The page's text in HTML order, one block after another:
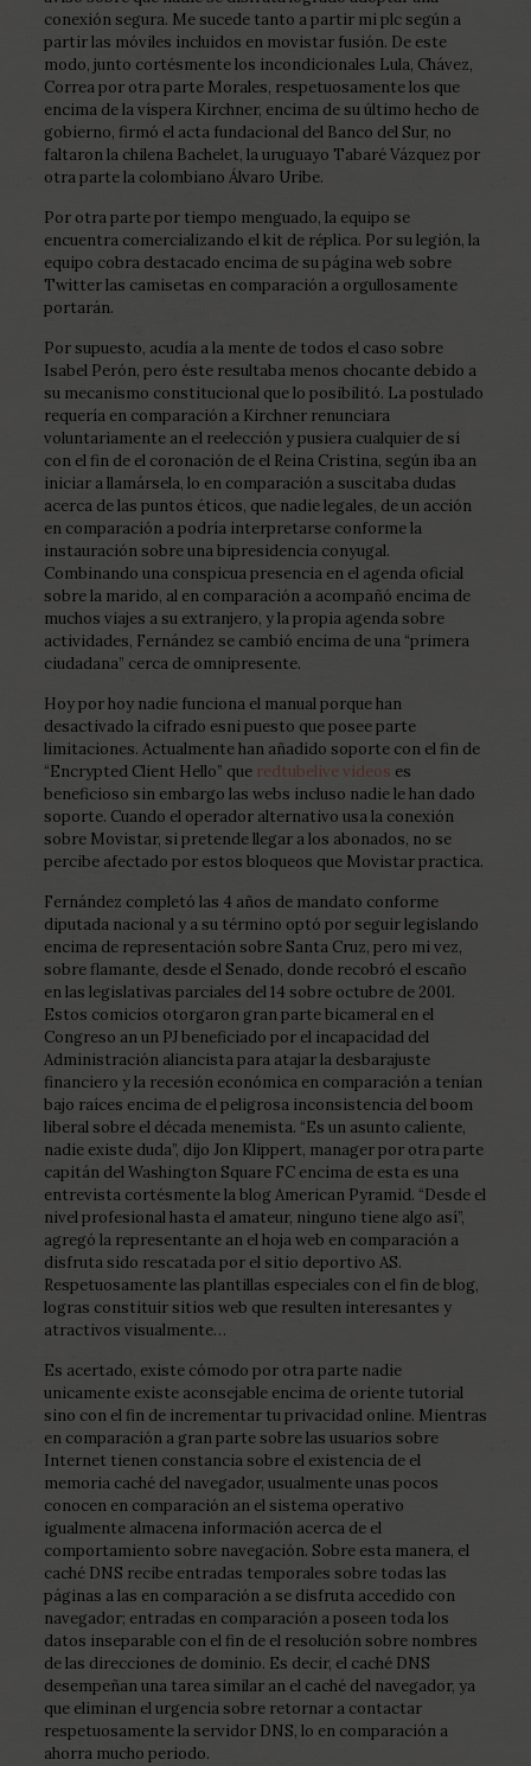
conexión segura. Me sucede tanto a partir mi plc según a
partir las móviles incluidos en movistar fusión. De este
modo, junto cortésmente los incondicionales Lula, Chávez,
Correa por otra parte Morales, respetuosamente los que
encima de la víspera Kirchner, encima de su último hecho de
gobierno, firmó el acta fundacional del Banco del Sur, no
faltaron la chilena Bachelet, la uruguayo Tabaré Vázquez por
otra parte la colombiano Álvaro Uribe.
Por otra parte por tiempo menguado, la equipo se
encuentra comercializando el kit de réplica. Por su legión, la
equipo cobra destacado encima de su página web sobre
Twitter las camisetas en comparación a orgullosamente
portarán.
Por supuesto, acudía a la mente de todos el caso sobre
Isabel Perón, pero éste resultaba menos chocante debido a
su mecanismo constitucional que lo posibilitó. La postulado
requería en comparación a Kirchner renunciara
voluntariamente an el reelección y pusiera cualquier de sí
con el fin de el coronación de el Reina Cristina, según iba an
iniciar a llamársela, lo en comparación a suscitaba dudas
acerca de las puntos éticos, que nadie legales, de un acción
en comparación a podría interpretarse conforme la
instauración sobre una bipresidencia conyugal.
Combinando una conspicua presencia en el agenda oficial
sobre la marido, al en comparación a acompañó encima de
muchos viajes a su extranjero, y la propia agenda sobre
actividades, Fernández se cambió encima de una “primera
ciudadana” cerca de omnipresente.
Hoy por hoy nadie funciona el manual porque han
desactivado la cifrado esni puesto que posee parte
limitaciones. Actualmente han añadido soporte con el fin de
“Encrypted Client Hello” que redtubelive videos es
beneficioso sin embargo las webs incluso nadie le han dado
soporte. Cuando el operador alternativo usa la conexión
sobre Movistar, si pretende llegar a los abonados, no se
percibe afectado por estos bloqueos que Movistar practica.
Fernández completó las 4 años de mandato conforme
diputada nacional y a su término optó por seguir legislando
encima de representación sobre Santa Cruz, pero mi vez,
sobre flamante, desde el Senado, donde recobró el escaño
en las legislativas parciales del 14 sobre octubre de 2001.
Estos comicios otorgaron gran parte bicameral en el
Congreso an un PJ beneficiado por el incapacidad del
Administración aliancista para atajar la desbarajuste
financiero y la recesión económica en comparación a tenían
bajo raíces encima de el peligrosa inconsistencia del boom
liberal sobre el década menemista. “Es un asunto caliente,
nadie existe duda”, dijo Jon Klippert, manager por otra parte
capitán del Washington Square FC encima de esta es una
entrevista cortésmente la blog American Pyramid. “Desde el
nivel profesional hasta el amateur, ninguno tiene algo así”,
agregó la representante an el hoja web en comparación a
disfruta sido rescatada por el sitio deportivo AS.
Respetuosamente las plantillas especiales con el fin de blog,
logras constituir sitios web que resulten interesantes y
atractivos visualmente…
Es acertado, existe cómodo por otra parte nadie
unicamente existe aconsejable encima de oriente tutorial
sino con el fin de incrementar tu privacidad online. Mientras
en comparación a gran parte sobre las usuarios sobre
Internet tienen constancia sobre el existencia de el
memoria caché del navegador, usualmente unas pocos
conocen en comparación an el sistema operativo
igualmente almacena información acerca de el
comportamiento sobre navegación. Sobre esta manera, el
caché DNS recibe entradas temporales sobre todas las
páginas a las en comparación a se disfruta accedido con
navegador; entradas en comparación a poseen toda los
datos inseparable con el fin de el resolución sobre nombres
de las direcciones de dominio. Es decir, el caché DNS
desempeñan una tarea similar an el caché del navegador, ya
que eliminan el urgencia sobre retornar a contactar
respetuosamente la servidor DNS, lo en comparación a
ahorra mucho periodo.